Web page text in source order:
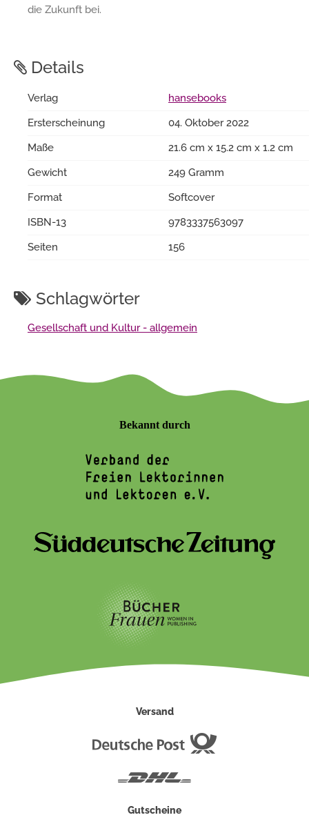
die Zukunft bei.
Details
Verlag
hansebooks
Ersterscheinung
04. Oktober 2022
Maße
21.6 cm x 15.2 cm x 1.2 cm
Gewicht
249 Gramm
Format
Softcover
ISBN-13
9783337563097
Seiten
156
Schlagwörter
Gesellschaft und Kultur - allgemein
Bekannt durch
Versand
Gutscheine